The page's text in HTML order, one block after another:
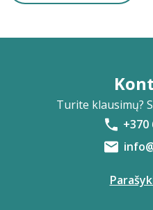
Turite klausimų?
+370